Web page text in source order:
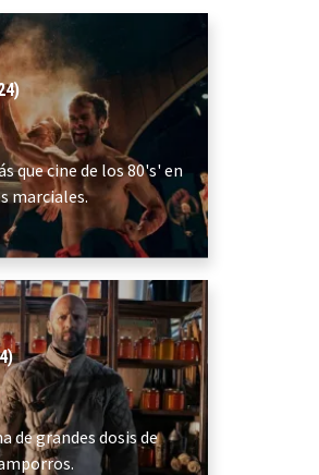
que cine de los 80's' en
marciales.
de grandes dosis de